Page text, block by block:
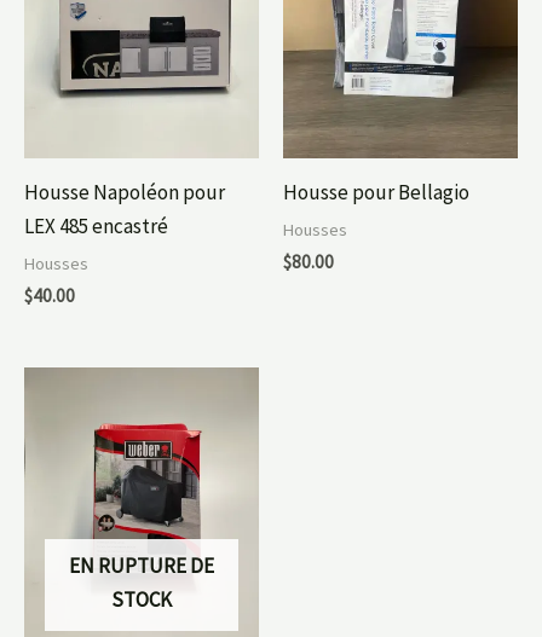
Housse Napoléon pour
LEX 485 encastré
Housses
$40.00
Housse pour Bellagio
Housses
$80.00
EN RUPTURE DE
STOCK